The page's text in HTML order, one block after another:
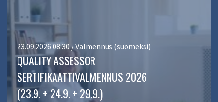
23.09.2026 08:30 / Valmennus (suomeksi)
QUALITY ASSESSOR
SERTIFIKAATTIVALMENNUS 2026
(23.9. + 24.9. + 29.9.)